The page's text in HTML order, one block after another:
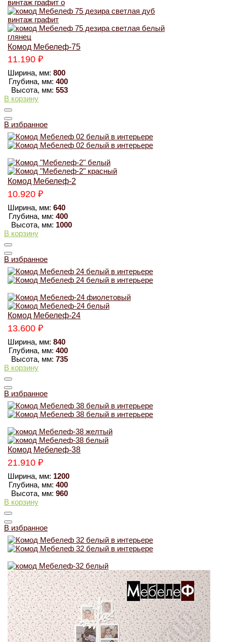
Комод Мебелеф-75
11.190 ₽
Ширина, мм: 800
Глубина, мм: 400
Высота, мм: 553
В корзину
В избранное
Комод Мебелеф-2
10.920 ₽
Ширина, мм: 640
Глубина, мм: 400
Высота, мм: 1000
В корзину
В избранное
Комод Мебелеф-24
13.600 ₽
Ширина, мм: 840
Глубина, мм: 400
Высота, мм: 735
В корзину
В избранное
Комод Мебелеф-38
21.910 ₽
Ширина, мм: 1200
Глубина, мм: 400
Высота, мм: 960
В корзину
В избранное